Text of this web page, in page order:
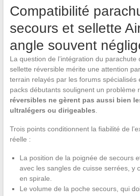
Compatibilité
secours et sellette
angle souvent
La question de l’intégration du parachute
sellette réversible mérite une attention
terrain relayés par les forums spécialisés
packs débutants soulignent un problème
réversibles ne gèrent pas aussi bien
ultralégers ou dirigeables
Trois points conditionnent la fiabilité de
réelle :
La position de la poignée de secours
avec les sangles de cuisse serrées, y
en spirale.
Le volume de la poche secours, qui